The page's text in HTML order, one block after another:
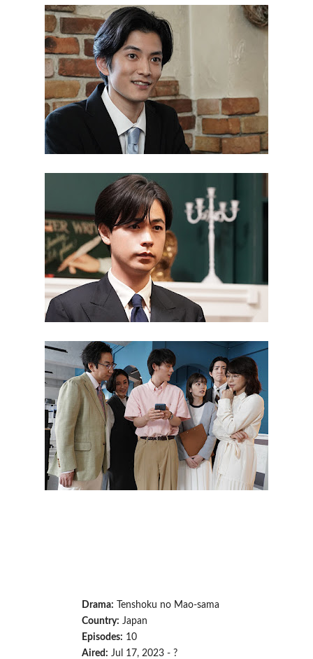
Drama:
Tenshoku no Mao-sama
Country: Japan
Episodes: 10
Aired: Jul 17, 2023 - ?